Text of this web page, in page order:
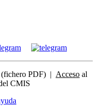
(fichero PDF) | Acceso al
CMIS